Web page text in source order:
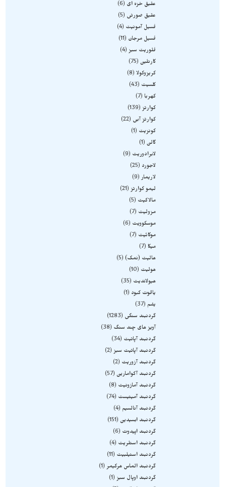
عقیق خزه ای
6
عقیق صورتی
5
فسیل آمونیت
4
فسیل مرجان
11
فلوریت سبز 4
کارنلین 75
کریزوکولا 8
کلسیت
43
کهربا
7
کوارتز 139
کوارتز آبی
22
کونزیت
1
گالن 1
لابرادوریت
9
لاجورد
25
لاریمار 9
لیمو کوارتز 21
مالاکیت
5
مزولیت
7
موسکوویت
6
موکائیت
7
میکا
7
هالیت (نمک) 5
هولیت
10
هیولاندیت
35
یاقوت کبود
1
یشم
37
گردنبند سنگی
1283
آویز های چند سنگ
38
گردنبند آپاتیت
34
گردنبند آپاتیت سبز 2
گردنبند آزوریت
2
گردنبند آکوامارین 57
گردنبند آمازونیت
8
گردنبند آمیتیست
74
گردنبند آنالسیم
4
گردنبند ابسیدین 151
گردنبند اپیدوت
6
گردنبند استلریت
4
گردنبند استیلبیت
11
گردنبند الماس هرکیمر 1
گردنبند اوپال سبز 1